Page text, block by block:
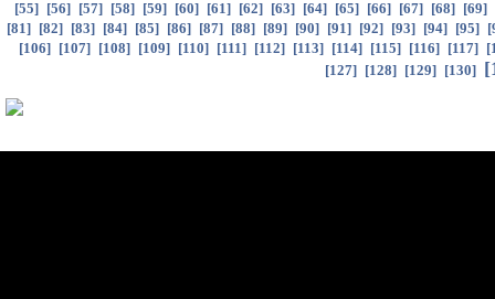
[55] [56] [57] [58] [59] [60] [61] [62] [63] [64] [65] [66] [67] [68] [69]
[81] [82] [83] [84] [85] [86] [87] [88] [89] [90] [91] [92] [93] [94] [95] [
[106] [107] [108] [109] [110] [111] [112] [113] [114] [115] [116] [117] [
[127] [128] [129] [130] [